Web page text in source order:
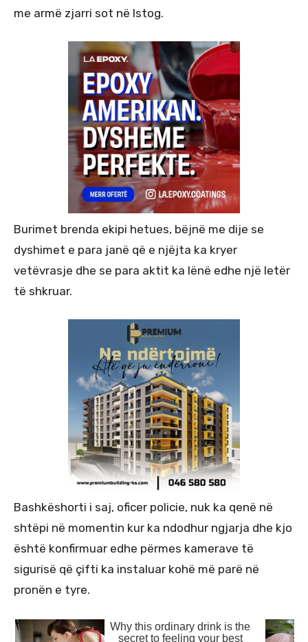
me armë zjarri sot në Istog.
Burimet brenda ekipi hetues, bëjnë me dije se
dyshimet e para janë që e njëjta ka kryer
vetëvrasje dhe se para aktit ka lënë edhe një letër
të shkruar.
Bashkëshorti i saj, oficer policie, nuk ka qenë në
shtëpi në momentin kur ka ndodhur ngjarja dhe kjo
është konfirmuar edhe përmes kamerave të
sigurisë që çifti ka instaluar kohë më parë në
pronën e tyre.